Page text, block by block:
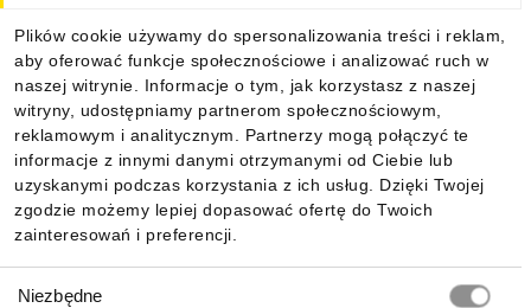
Plików cookie używamy do spersonalizowania treści i reklam,
aby oferować funkcje społecznościowe i analizować ruch w
naszej witrynie. Informacje o tym, jak korzystasz z naszej
witryny, udostępniamy partnerom społecznościowym,
reklamowym i analitycznym. Partnerzy mogą połączyć te
informacje z innymi danymi otrzymanymi od Ciebie lub
uzyskanymi podczas korzystania z ich usług. Dzięki Twojej
zgodzie możemy lepiej dopasować ofertę do Twoich
zainteresowań i preferencji.
Niezbędne
Informacje
Pobierz naszą aplikację mobilną: